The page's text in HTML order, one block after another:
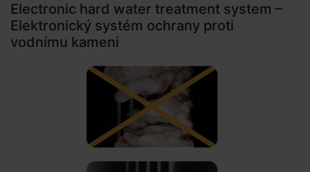
Electronic hard water treatment system –
Elektronický systém ochrany proti
vodnímu kameni